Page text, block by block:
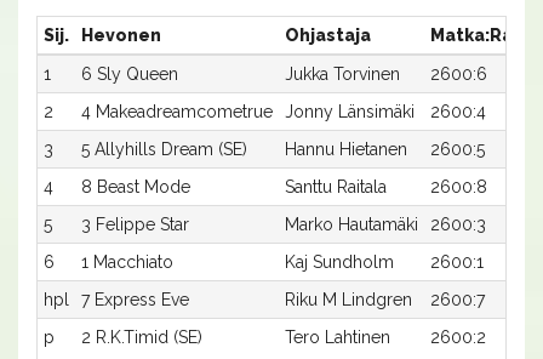
Sij. Hevonen Ohjastaja
Matka:Rata
1
6 Sly Queen Jukka Torvinen
2600:6
2
4 Makeadreamcometrue Jonny Länsimäki
2600:4
3
5 Allyhills Dream (SE) Hannu Hietanen
2600:5
4
8 Beast Mode Santtu Raitala
2600:8
5
3 Felippe Star Marko Hautamäki
2600:3
6
1 Macchiato Kaj Sundholm
2600:1
hpl
7 Express Eve Riku M Lindgren
2600:7
p
2 R.K.Timid (SE) Tero Lahtinen 2600:2